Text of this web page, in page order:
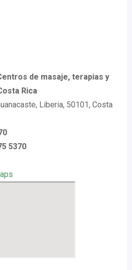
de masaje, terapias y
Rica
Liberia, 50101, Costa
5370